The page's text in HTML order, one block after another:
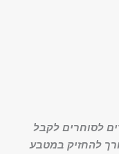
לסוחרים לקבל
להחזיק במטבע